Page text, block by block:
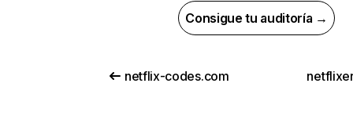
Consigue tu auditoría →
netflix-codes.com